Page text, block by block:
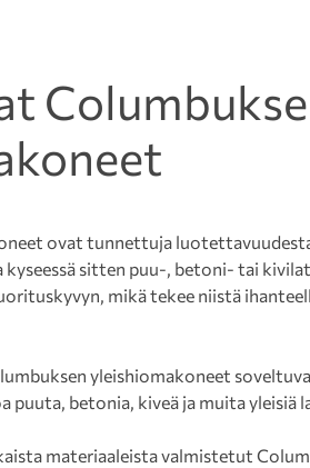
ovat tunnettuja
sitten puu-, betoni- tai
mikä tekee niistä
yleishiomakoneet
puuta, betonia, kiveä ja muita yleisiä
materiaaleista valmistetut